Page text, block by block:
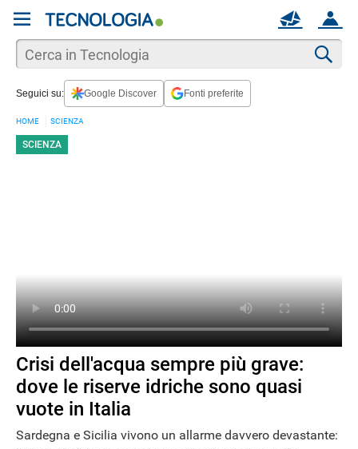
ACCOUNT
MAIL
Seguici su: Google Discover Fonti preferite
HOME SCIENZA
SCIENZA
Crisi dell'acqua sempre più grave:
dove le riserve idriche sono quasi
vuote in Italia
Sardegna e Sicilia vivono un allarme davvero devastante: